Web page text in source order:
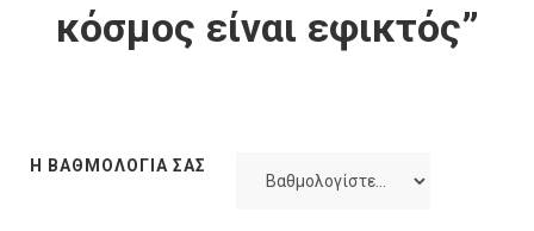
κόσμος είναι εφικτός”
Η ΒΑΘΜΟΛΟΓΊΑ ΣΑΣ